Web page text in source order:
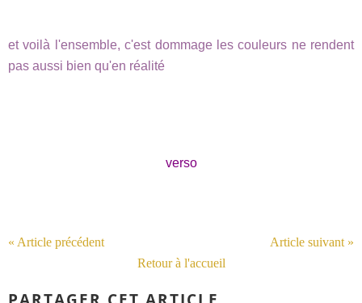
et voilà l'ensemble, c'est dommage les couleurs ne rendent
pas aussi bien qu'en réalité
verso
« Article précédent
Article suivant »
Retour à l'accueil